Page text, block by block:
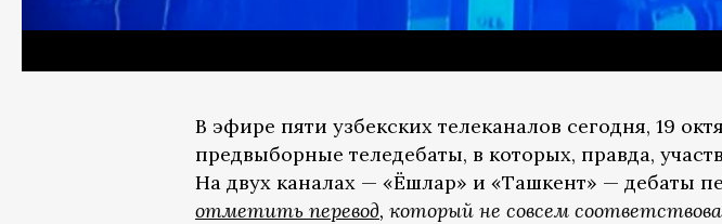
В эфире пяти узбекских телеканалов сегодня, 19
предвыборные теледебаты, в которых, правда,
На двух каналах — «Ëшлар» и «Ташкент» — дебаты
отметить перевод, который не совсем